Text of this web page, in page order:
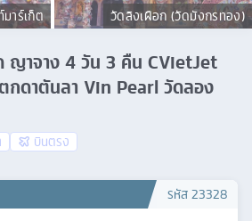
าร์เก็ต วัดลิงเฝือก (วัดมังกรทอง)
ญาจาง 4 วัน 3 คืน CVietJet
กดาตันลา Vin Pearl วัดลอง
บินตรง
รหัส23328